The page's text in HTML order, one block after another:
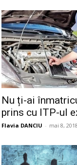
Nu ți-ai
prins cu ITP-ul
Flavia DANCIU - mai 8, 2018